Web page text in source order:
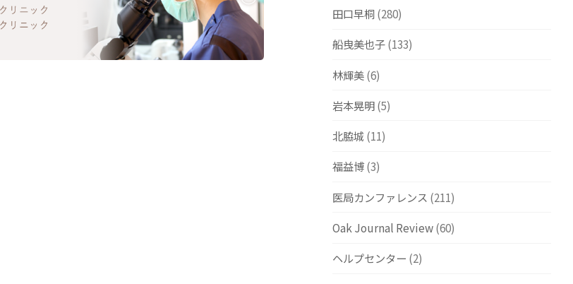
田口早桐(280)
船曳美也子(133)
林輝美(6)
岩本晃明(5)
北脇城 (11)
福益博(3)
医局カンファレンス (211)
Oak Journal Review(60)
ヘルプセンター (2)